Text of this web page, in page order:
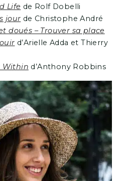
Life de Rolf Dobelli
jour de Christophe André
doués – Trouver sa place
d’Arielle Adda et Thierry
Within d’Anthony Robbins